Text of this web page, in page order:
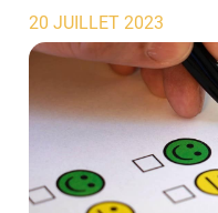
20 JUILLET 2023